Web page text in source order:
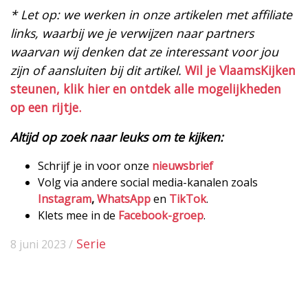
* Let op: we werken in onze artikelen met affiliate
links, waarbij we je verwijzen naar partners
waarvan wij denken dat ze interessant voor jou
zijn of aansluiten bij dit artikel. Wil je VlaamsKijken
steunen, klik hier en ontdek alle mogelijkheden
op een rijtje.
Altijd op zoek naar leuks om te kijken:
Schrijf je in voor onze nieuwsbrief
Volg via andere social media-kanalen zoals
Instagram,WhatsAppen TikTok.
Klets mee in de Facebook-groep.
8 juni 2023 / Serie